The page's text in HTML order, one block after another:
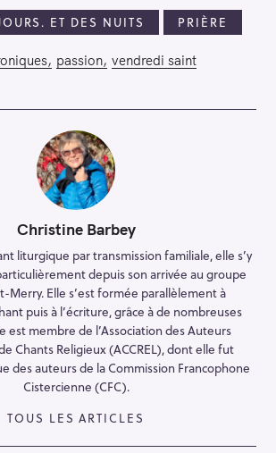
ET DES NUITS PRIÈRE
passion vendredi saint
Christine Barbey
liturgique par transmission familiale, elle s’y
depuis son arrivée au groupe
Merry. Elle s’est formée parallèlement à
puis à l’écriture, grâce à de nombreuses
est membre de l’Association des Auteurs
Chants Religieux (ACCREL), dont elle fut
des auteurs de la Commission Francophone
Cistercienne (CFC).
TOUS LES ARTICLES